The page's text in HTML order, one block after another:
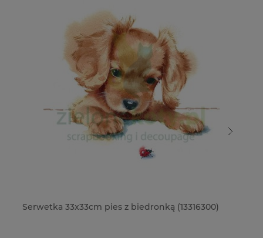
Serwetka 33x33cm pies z biedronką (13316300)